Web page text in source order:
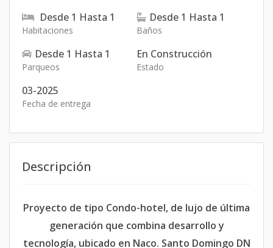
Desde 1 Hasta 1
Habitaciones
Desde 1 Hasta 1
Baños
Desde 1 Hasta 1
Parqueos
En Construcción
Estado
03-2025
Fecha de entrega
Descripción
Proyecto de tipo Condo-hotel, de lujo de última
generación que combina desarrollo y
tecnología, ubicado en Naco. Santo Domingo DN